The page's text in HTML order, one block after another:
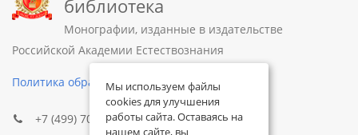
библиотека
Монографии, изданные в издательстве
Российской Академии Естествознания
Политика обработки персональных данных
+7 (499) 705-72-30
Мы используем файлы
cookies для улучшения
работы сайта. Оставаясь на
нашем сайте, вы